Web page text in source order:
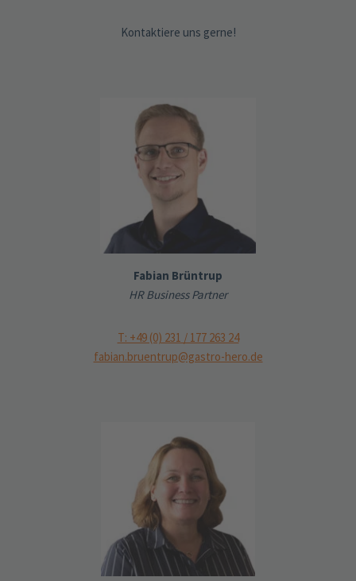
Kontaktiere uns gerne!
Fabian Brüntrup
HR Business Partner
T: +49 (0) 231 / 177 263 24
fabian.bruentrup@gastro-hero.de